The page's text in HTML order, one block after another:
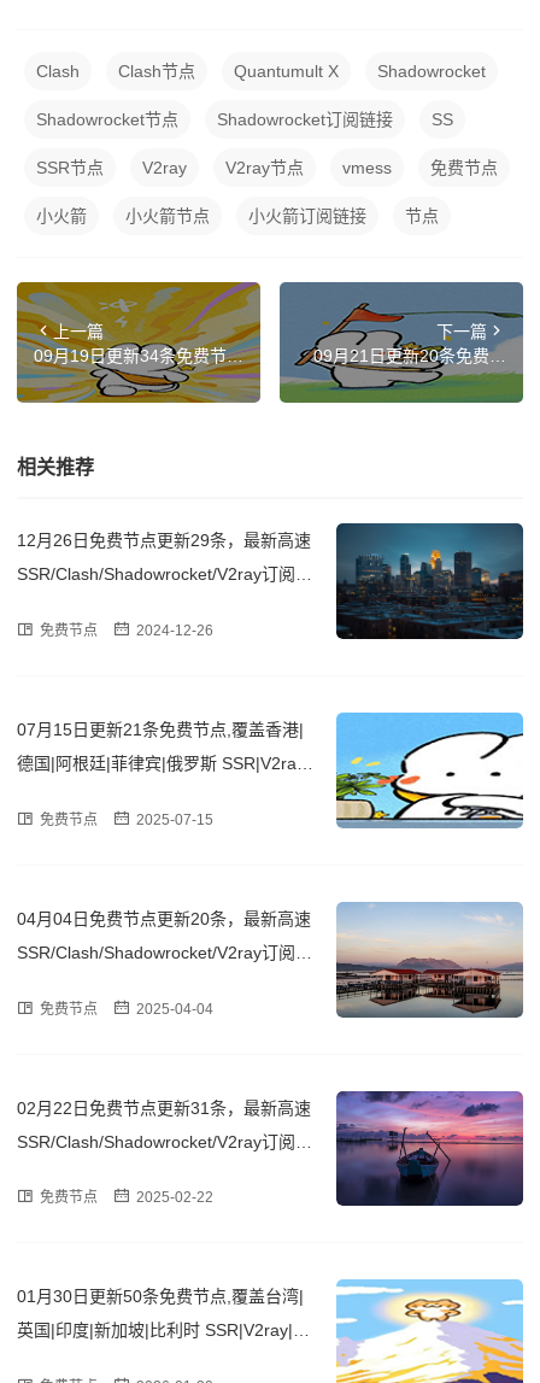
Clash Clash节点 Quantumult X Shadowrocket
Shadowrocket节点 Shadowrocket订阅链接 SS
SSR节点 V2ray V2ray节点 vmess 免费节点
小火箭 小火箭节点 小火箭订阅链接 节点
上一篇
09月19日更新34条免费节
点,覆盖台湾|德国|俄罗斯|土
耳其|俄罗斯 SSR|V2ray|Cla
下一篇
09月21日更新20条免费节
点,覆盖香港|英国|越南|新加
坡|俄罗斯 SSR|V2ray|Clash
相关推荐
12月26日免费节点更新29条，最新高速
SSR/Clash/Shadowrocket/V2ray订阅链
免费节点 2024-12-26
07月15日更新21条免费节点,覆盖香港|
德国|阿根廷|菲律宾|俄罗斯 SSR|V2ray|
免费节点 2025-07-15
04月04日免费节点更新20条，最新高速
SSR/Clash/Shadowrocket/V2ray订阅链
免费节点 2025-04-04
02月22日免费节点更新31条，最新高速
SSR/Clash/Shadowrocket/V2ray订阅链
免费节点 2025-02-22
01月30日更新50条免费节点,覆盖台湾|
英国|印度|新加坡|比利时 SSR|V2ray|Cla